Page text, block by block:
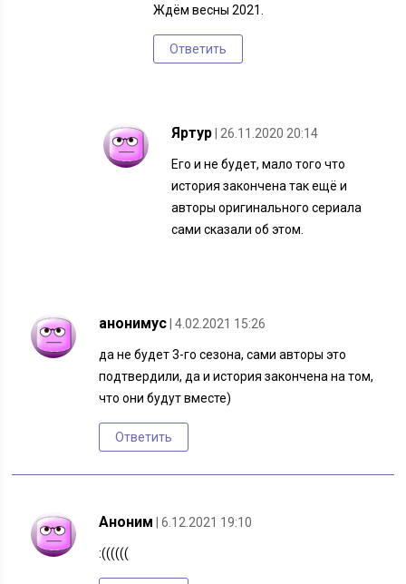
Ждём весны 2021.
Ответить
Яртур | 26.11.2020 20:14
Его и не будет, мало того что
история закончена так ещё и
авторы оригинального сериала
сами сказали об этом.
анонимус | 4.02.2021 15:26
да не будет 3-го сезона, сами авторы это
подтвердили, да и история закончена на том,
что они будут вместе)
Ответить
Аноним | 6.12.2021 19:10
:((((((